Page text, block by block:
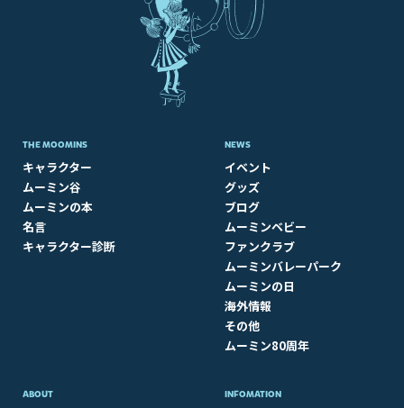
THE MOOMINS
キャラクター
ムーミン谷
ムーミンの本
名言
キャラクター診断
NEWS
イベント
グッズ
ブログ
ムーミンベビー
ファンクラブ
ムーミンバレーパーク
ムーミンの日
海外情報
その他
ムーミン80周年
ABOUT​ INFOMATION